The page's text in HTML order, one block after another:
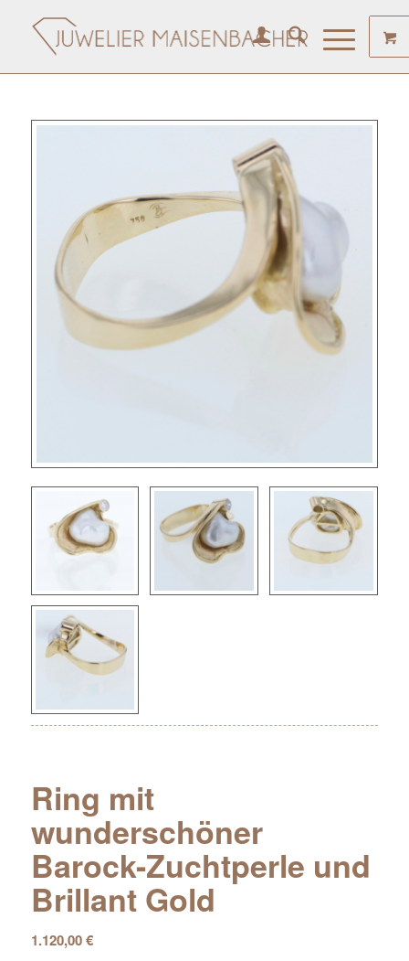
Ring mit
wunderschöner
Barock-Zuchtperle und
Brillant Gold
1.120,00€